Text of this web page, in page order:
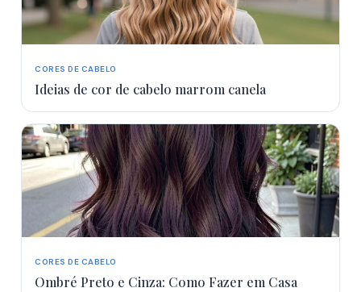
CORES DE CABELO
Ideias de cor de cabelo marrom canela
CORES DE CABELO
Ombré Preto e Cinza: Como Fazer em Casa